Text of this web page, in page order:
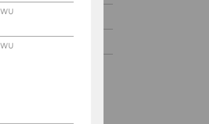
Contact
Join us
WU
WU